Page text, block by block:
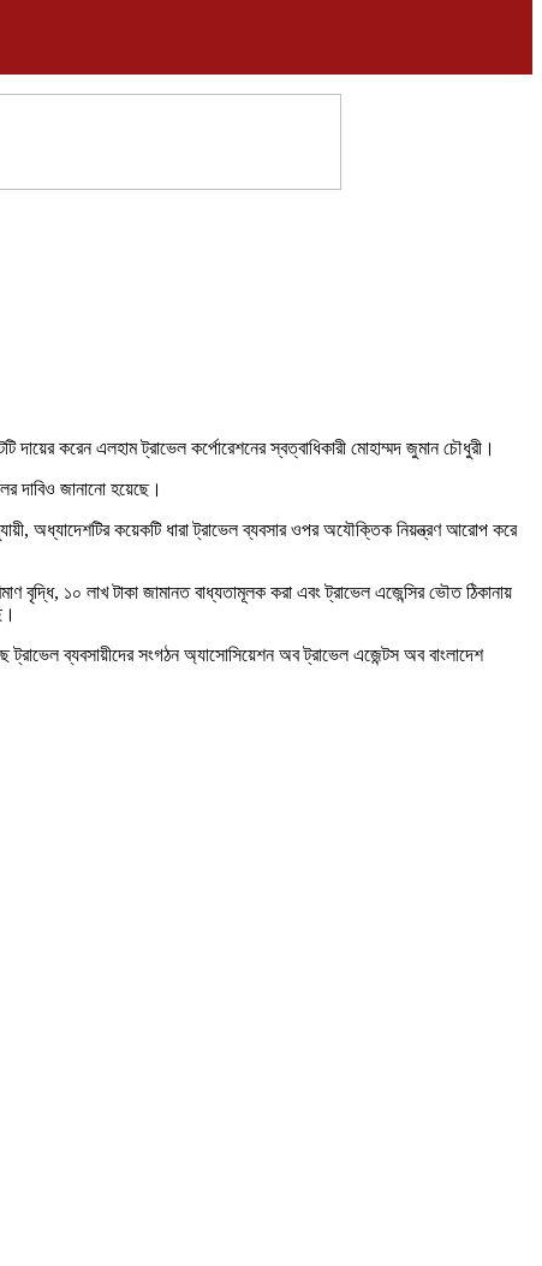
দায়ের করেন এলহাম ট্রাভেল কর্পোরেশনের স্বত্বাধিকারী মোহাম্মদ জুমান চৌধুরী।
দাবিও জানানো হয়েছে।
অধ্যাদেশটির কয়েকটি ধারা ট্রাভেল ব্যবসার ওপর অযৌক্তিক নিয়ন্ত্রণ আরোপ করে
বৃদ্ধি, ১০ লাখ টাকা জামানত বাধ্যতামূলক করা এবং ট্রাভেল এজেন্সির ভৌত ঠিকানায়
ব্যবসায়ীদের সংগঠনঅ্যাসোসিয়েশন অব ট্রাভেল এজেন্টস অব বাংলাদেশ